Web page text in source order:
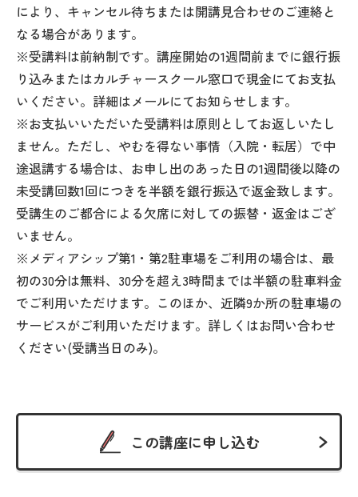
により、キャンセル待ちまたは開講見合わせのご連絡と
なる場合があります。
※受講料は前納制です。講座開始の1週間前までに銀行振
り込みまたはカルチャースクール窓口で現金にてお支払
いください。詳細はメールにてお知らせします。
※お支払いいただいた受講料は原則としてお返しいたし
ません。ただし、やむを得ない事情（入院・転居）で中
途退講する場合は、お申し出のあった日の1週間後以降の
未受講回数1回につきを半額を銀行振込で返金致します。
受講生のご都合による欠席に対しての振替・返金はござ
いません。
※メディアシップ第1・第2駐車場をご利用の場合は、最
初の30分は無料、30分を超え3時間までは半額の駐車料金
でご利用いただけます。このほか、近隣9か所の駐車場の
サービスがご利用いただけます。詳しくはお問い合わせ
ください(受講当日のみ)。
この講座に申し込む